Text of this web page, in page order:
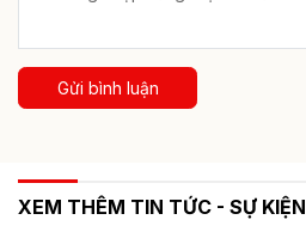
Gửi bình luận
XEM THÊM TIN TỨC - SỰ KIỆN